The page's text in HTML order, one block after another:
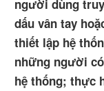
người dùng
dấu vân tay
thiết lập hệ
những người
hệ thống; thực